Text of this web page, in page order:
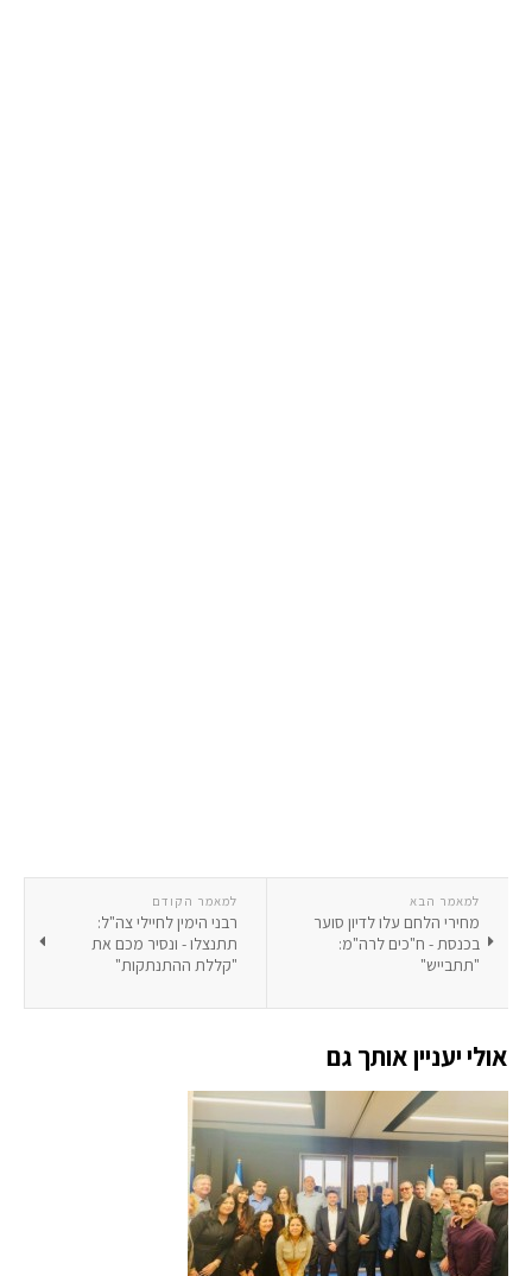
למאמר הקודם
רבני הימין לחיילי צה"ל:
תתנצלו - ונסיר מכם את
"קללת ההתנתקות"
למאמר הבא
מחירי הלחם עלו לדיון סוער
בכנסת - ח"כים לרה"מ:
"תתבייש"
אולי יעניין אותך גם